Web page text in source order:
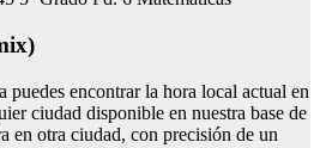
puedes encontrar la hora local actual en
ciudad disponible en nuestra base de
en otra ciudad, con precisión de un